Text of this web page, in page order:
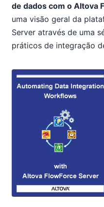
de dados com o Altova
uma visão geral da
Server através de uma
práticos de integração